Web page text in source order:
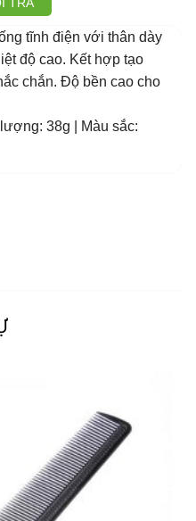
tĩnh điện với thân dày
độ cao. Kết hợp tạo
chắn. Độ bền cao cho
38g | Màu sắc: